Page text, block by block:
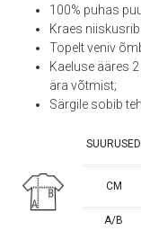
100% puhas
Kraes
Topelt veniv
Kaeluse ääres
ära võtmist;
Särgile sobib
SUURUSED
CM
A/B